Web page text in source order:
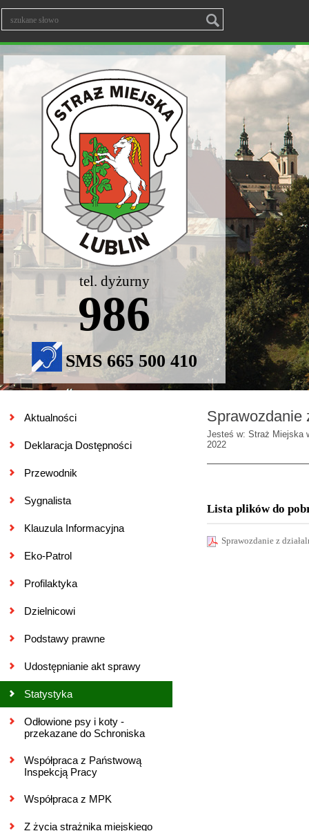
tel. dyżurny
986
SMS 665 500 410
Aktualności
Deklaracja Dostępności
Przewodnik
Sygnalista
Klauzula Informacyjna
Eko-Patrol
Profilaktyka
Dzielnicowi
Podstawy prawne
Udostępnianie akt sprawy
Statystyka
Odłowione psy i koty -
przekazane do Schroniska
Współpraca z Państwową
Inspekcją Pracy
Współpraca z MPK
Z życia strażnika miejskiego
Sprawozdanie
Jesteś w: Straż Miejska
2022
Lista plików do
Sprawozdanie z